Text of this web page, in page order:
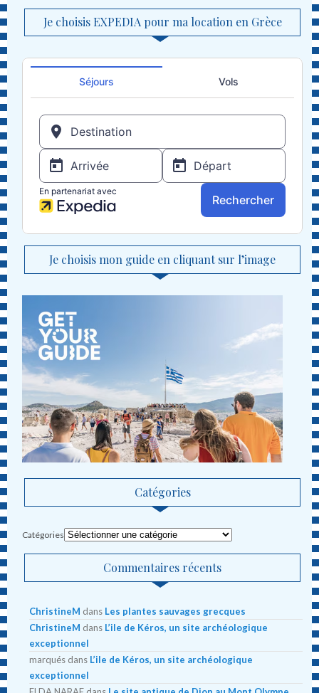
Je choisis EXPEDIA pour ma location en Grèce
Je choisis mon guide en cliquant sur l’image
Catégories
Catégories
Commentaires récents
ChristineM dans Les plantes sauvages grecques
ChristineM dans L’ile de Kéros, un site archéologique
exceptionnel
marqués dans L’ile de Kéros, un site archéologique
exceptionnel